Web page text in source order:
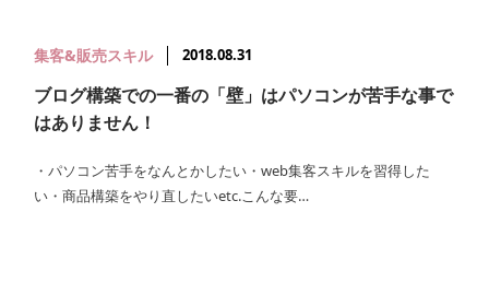
集客&販売スキル 2018.08.31
ブログ構築での一番の「壁」はパソコンが苦手な事で
はありません！
・パソコン苦手をなんとかしたい・web集客スキルを習得した
い・商品構築をやり直したいetc.こんな要…